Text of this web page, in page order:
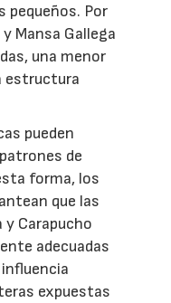
pequeños. Por
Mansa Gallega
una menor
estructura
pueden
de
forma, los
que las
Carapucho
adecuadas
expuestas